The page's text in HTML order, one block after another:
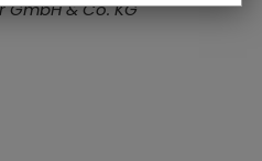
& Co. KG